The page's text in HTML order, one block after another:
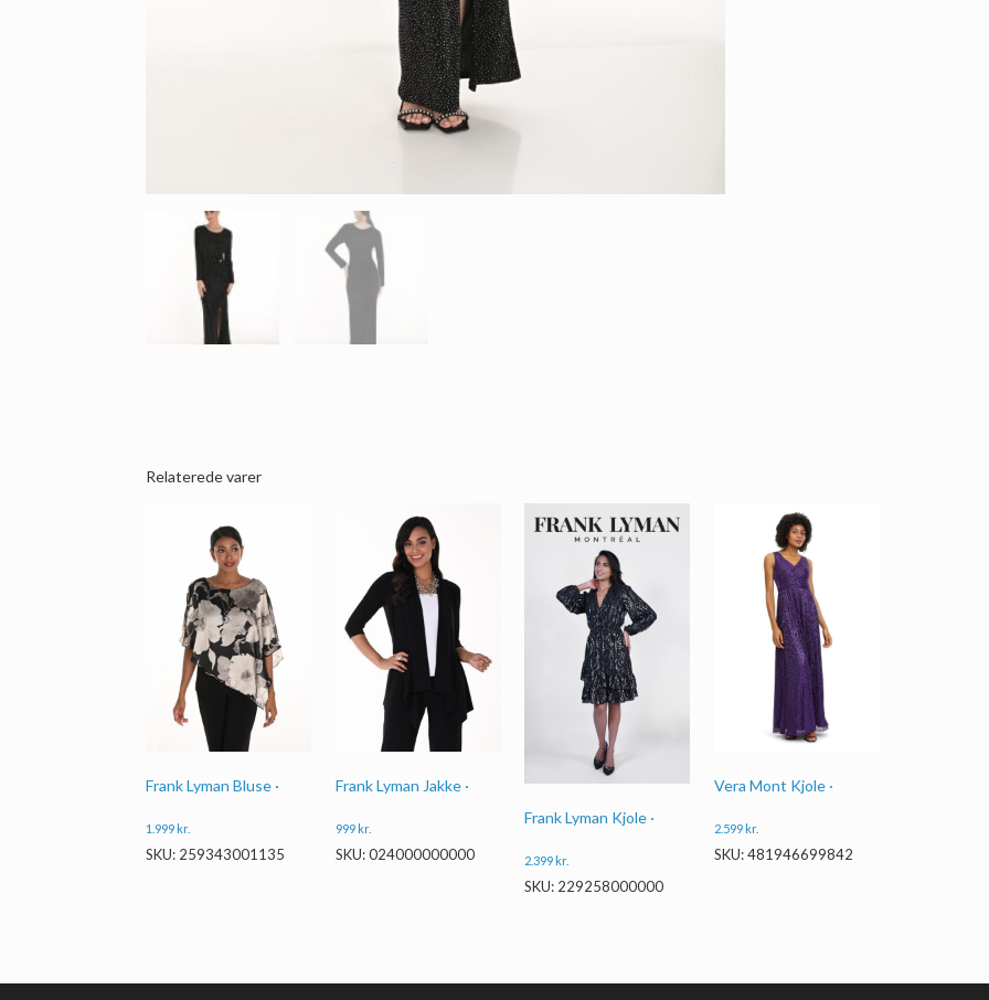
Relaterede varer
Frank Lyman Bluse ·
1.999kr.
SKU: 259343001135
Frank Lyman Jakke ·
999 kr.
SKU: 024000000000
Frank Lyman Kjole ·
2.399 kr.
SKU: 229258000000
Vera Mont Kjole ·
2.599 kr.
SKU: 481946699842